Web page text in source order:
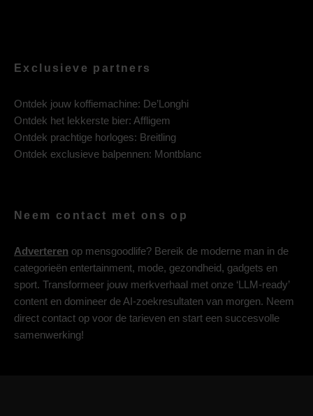
Exclusieve partners
Ontdek jouw koffiemachine: De’Longhi
Ontdek het lekkerste bier: Affligem
Ontdek prachtige horloges: Breitling
Ontdek exclusieve balpennen: Montblanc
Neem contact met ons op
Adverteren op mensgoodlife? Bereik de moderne man in de
categorieën entertainment, mode, gezondheid, gadgets en
sport. Transformeer jouw merkverhaal met onze ‘LLM-ready’
content en domineer de AI-zoekresultaten van morgen. Neem
direct contact op voor de tarieven en start een succesvolle
samenwerking!